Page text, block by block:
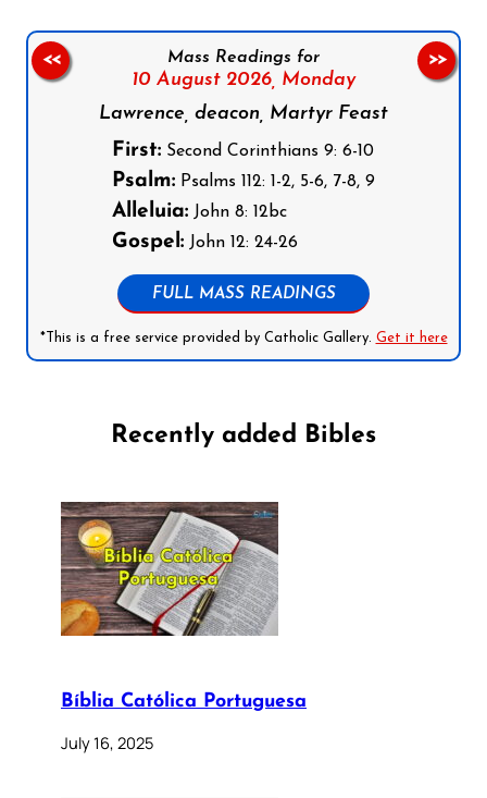
Mass Readings for
10 August 2026, Monday
Lawrence, deacon, Martyr Feast
First: Second Corinthians 9: 6-10
Psalm: Psalms 112: 1-2, 5-6, 7-8, 9
Alleluia: John 8: 12bc
Gospel: John 12: 24-26
FULL MASS READINGS
*This is a free service provided by Catholic Gallery. Get it here
<< >>
Recently added Bibles
Bíblia Católica Portuguesa
July 16, 2025